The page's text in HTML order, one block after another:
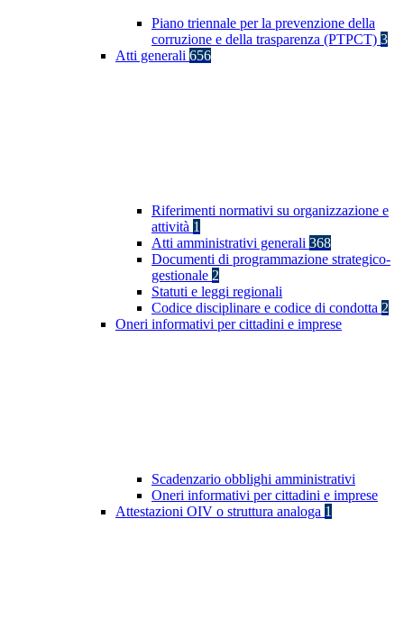
Piano triennale per la prevenzione della
corruzione e della trasparenza (PTPCT) 3
Atti generali 656
Riferimenti normativi su organizzazione e
attività 1
Atti amministrativi generali 368
Documenti di programmazione strategico-
gestionale 2
Statuti e leggi regionali
Codice disciplinare e codice di condotta 2
Oneri informativi per cittadini e imprese
Scadenzario obblighi amministrativi
Oneri informativi per cittadini e imprese
Attestazioni OIV o struttura analoga 1